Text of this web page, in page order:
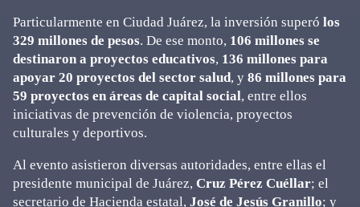
Particularmente en Ciudad Juárez, la inversión superó los
329 millones de pesos. De ese monto, 106 millones se
destinaron a proyectos educativos, 136 millones para
apoyar 20 proyectos del sector salud, y 86 millones para
59 proyectos en áreas de capital social, entre ellos
iniciativas de prevención de violencia, proyectos
culturales y deportivos.
Al evento asistieron diversas autoridades, entre ellas el
presidente municipal de Juárez, Cruz Pérez Cuéllar; el
secretario de Hacienda estatal, José de Jesús Granillo; y